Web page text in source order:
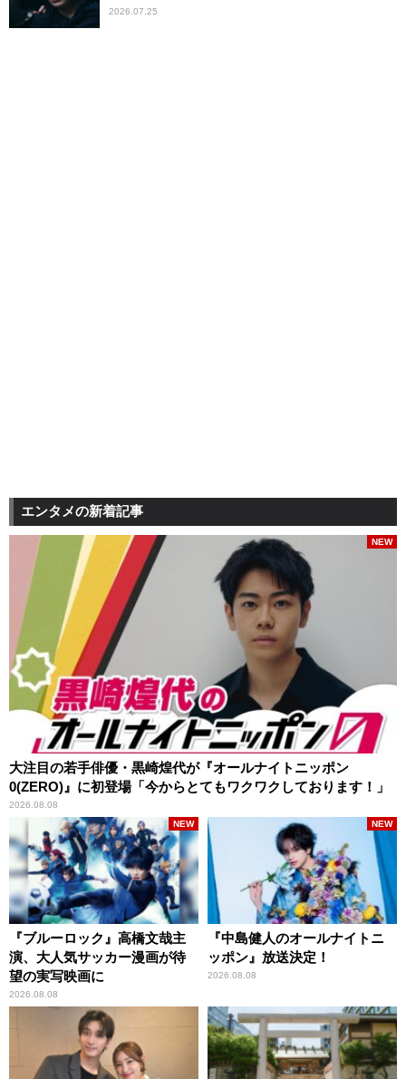
2026.07.25
エンタメの新着記事
大注目の若手俳優・黒崎煌代が『オールナイトニッポン
0(ZERO)』に初登場「今からとてもワクワクしております！」
2026.08.08
NEW
『ブルーロック』高橋文哉主
演、大人気サッカー漫画が待
望の実写映画に
2026.08.08
NEW
『中島健人のオールナイトニ
ッポン』放送決定！
2026.08.08
NEW